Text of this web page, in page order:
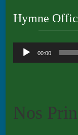
Hymne
Audio
Player
00:00
Nos